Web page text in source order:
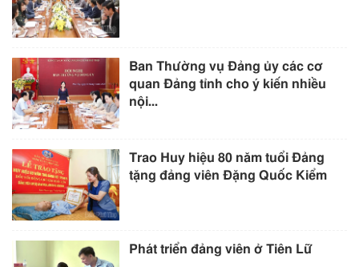
Ban Thường vụ Đảng ủy các cơ
quan Đảng tỉnh cho ý kiến nhiều
nội...
Trao Huy hiệu 80 năm tuổi Đảng
tặng đảng viên Đặng Quốc Kiểm
Phát triển đảng viên ở Tiên Lữ